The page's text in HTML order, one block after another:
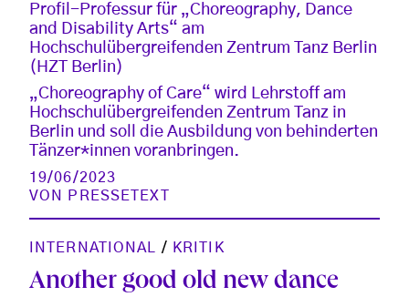
Profil-Professur für „Choreography, Dance
and Disability Arts“ am
Hochschulübergreifenden Zentrum Tanz Berlin
(HZT Berlin)
„Choreography of Care“ wird Lehrstoff am
Hochschulübergreifenden Zentrum Tanz in
Berlin und soll die Ausbildung von behinderten
Tänzer*innen voranbringen.
19/06/2023
VON
PRESSETEXT
INTERNATIONAL / KRITIK
Another good old new dance